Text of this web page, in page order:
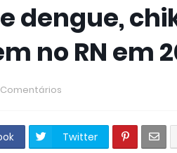
dengue,
no RN em
Twitter